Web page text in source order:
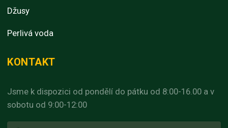
Džusy
Perlivá voda
KONTAKT
Jsme k dispozici od pondělí do pátku od 8:00-16.00 a v
sobotu od 9:00-12:00